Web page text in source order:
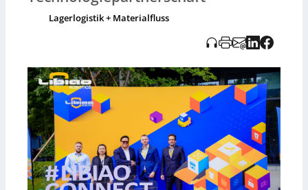
sich nahtlos in bestehende Lagerstrukturen integrieren
lassen. Im Fokus stehen gemeinsame Projekte in E-
Transportsystemen und integrierten
Flottenmanagementplattformen. Ziel ist es, die digitale
Transformation der Intralogistik im Sinne von Industrie
4.0 zu beschleunigen.
Lagerlogistik + Materialfluss